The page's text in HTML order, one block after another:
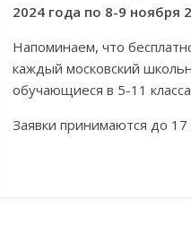
2024 года по 8-9 ноября
Напоминаем, что
каждый московский
обучающиеся в 5-11
Заявки принимаются до